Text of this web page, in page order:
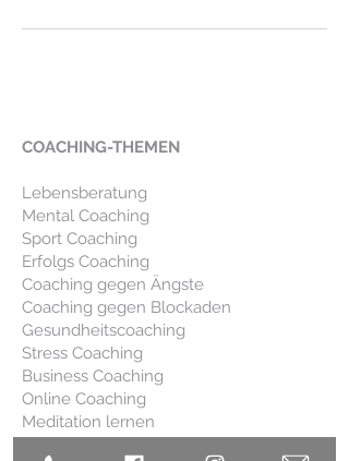
COACHING-THEMEN
Lebensberatung
Mental Coaching
Sport Coaching
Erfolgs Coaching
Coaching gegen Ängste
Coaching gegen Blockaden
Gesundheitscoaching
Stress Coaching
Business Coaching
Online Coaching
Meditation lernen